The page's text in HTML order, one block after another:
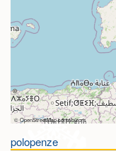
©OpenStreetMapcontributors
polopenze